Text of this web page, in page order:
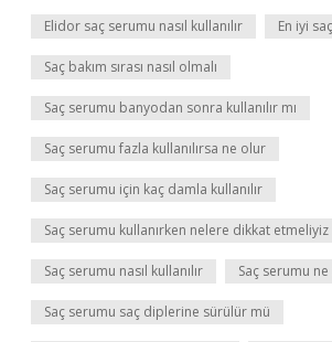
Elidor saç serumu nasıl kullanılır En iyi
Saç bakım sırası nasıl olmalı
Saç serumu banyodan sonra kullanılır mı
Saç serumu fazla kullanılırsa ne olur
Saç serumu için kaç damla kullanılır
Saç serumu kullanırken nelere dikkat etmeliyiz
Saç serumu nasıl kullanılır Saç serumu ne
Saç serumu saç diplerine sürülür mü